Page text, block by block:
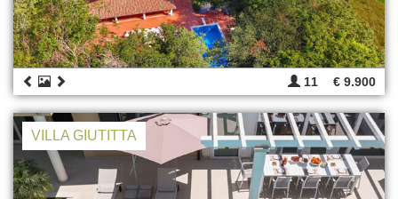
11 € 9.900
VILLA GIUTITTA